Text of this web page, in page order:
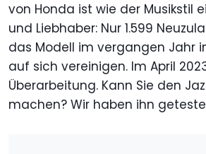
von Honda ist wie der Musikstil
und Liebhaber: Nur 1.599
das Modell im vergangen Jahr
auf sich vereinigen. Im April
Überarbeitung. Kann Sie den
machen? Wir haben ihn